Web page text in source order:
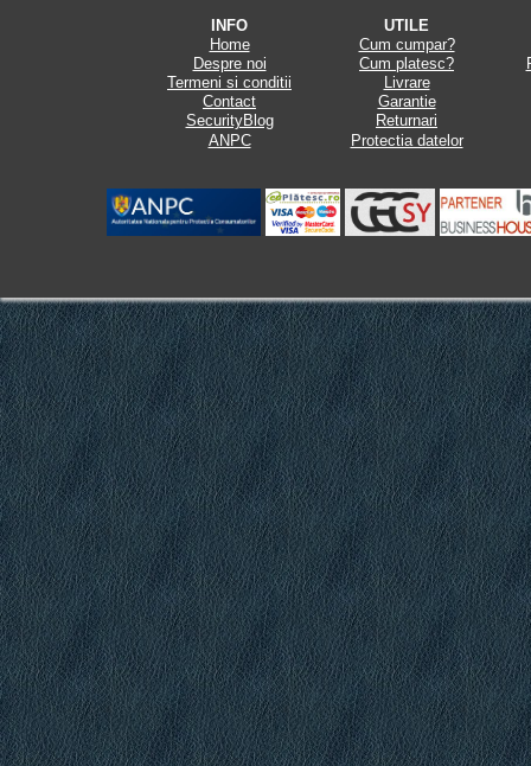
INFO
UTILE
Home
Cum cumpar?
Despre noi
Cum platesc?
Termeni si conditii
Livrare
Contact
Garantie
SecurityBlog
Returnari
ANPC
Protectia datelor